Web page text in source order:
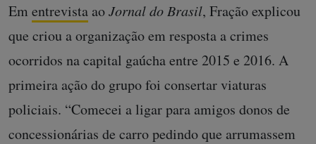
Em entrevista aoJornal do Brasil, Fração explicou
que criou a organização em resposta a crimes
ocorridos na capital gaúcha entre 2015 e 2016. A
primeira ação do grupo foi consertar viaturas
policiais. “Comecei a ligar para amigos donos de
concessionárias de carro pedindo que arrumassem